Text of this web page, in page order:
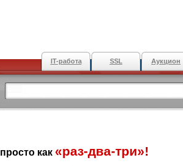
IT-работа SSL Аукцион
как «раз-два-три»!